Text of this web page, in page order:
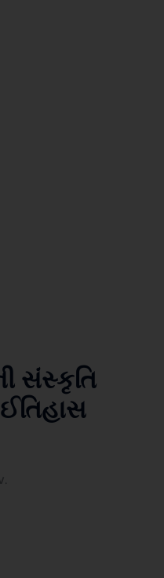
સંસ્કૃતિ